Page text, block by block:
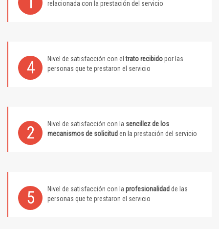
relacionada con la prestación del servicio
4 Nivel de satisfacción con eltrato recibidopor las
personas que te prestaron el servicio
2 Nivel de satisfacción con la sencillez de los
mecanismos de solicitud en la prestación del servicio
5 Nivel de satisfacción con la profesionalidad de las
personas que te prestaron el servicio